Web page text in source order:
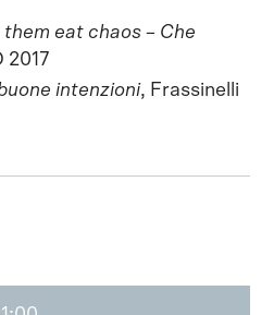
them eat chaos – Che
2017
intenzioni, Frassinelli